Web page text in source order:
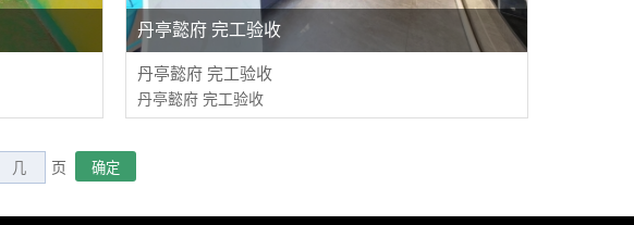
丹亭懿府 完工验收
丹亭懿府 完工验收
丹亭懿府 完工验收
页